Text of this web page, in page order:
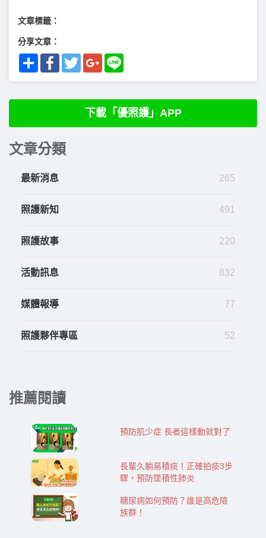
文章標籤：
分享文章：
Share FacebookTwitterGoogle+
下載「優照護」APP
文章分類
最新消息 265
照護新知 491
照護故事 220
活動訊息 832
媒體報導 77
照護夥伴專區 52
推薦閱讀
預防肌少症 長者這樣動就對了
長輩久躺易積痰！正確拍痰3步
驟，預防墜積性肺炎
糖尿病如何預防？誰是高危險
族群！